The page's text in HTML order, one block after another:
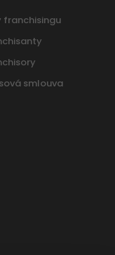
franchisingu
smlouva